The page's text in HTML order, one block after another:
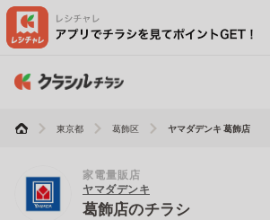
東京都 葛飾区 ヤマダデンキ 葛飾店
家電量販店
ヤマダデンキ
葛飾店のチラシ